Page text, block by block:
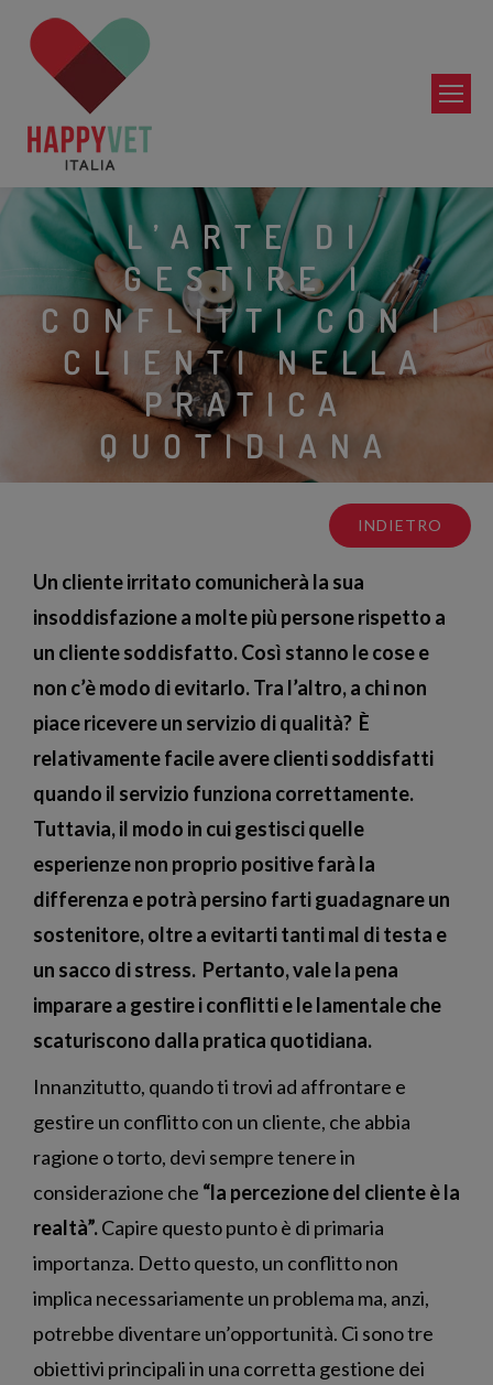
L’ARTE DI
GESTIRE I
CONFLITTI CON I
CLIENTI NELLA
PRATICA
QUOTIDIANA
INDIETRO
Un cliente irritato comunicherà la sua
insoddisfazione a molte più persone rispetto a
un cliente soddisfatto. Così stanno le cose e
non c’è modo di evitarlo. Tra l’altro, a chi non
piace ricevere un servizio di qualità? È
relativamente facile avere clienti soddisfatti
quando il servizio funziona correttamente.
Tuttavia, il modo in cui gestisci quelle
esperienze non proprio positive farà la
differenza e potrà persino farti guadagnare un
sostenitore, oltre a evitarti tanti mal di testa e
un sacco di stress. Pertanto, vale la pena
imparare a gestire i conflitti e le lamentale che
scaturiscono dalla pratica quotidiana.
Innanzitutto, quando ti trovi ad affrontare e
gestire un conflitto con un cliente, che abbia
ragione o torto, devi sempre tenere in
considerazione che “la percezione del cliente è la
realtà”.Capire questo punto è di primaria
importanza. Detto questo, un conflitto non
implica necessariamente un problema ma, anzi,
potrebbe diventare un’opportunità. Ci sono tre
obiettivi principali in una corretta gestione dei